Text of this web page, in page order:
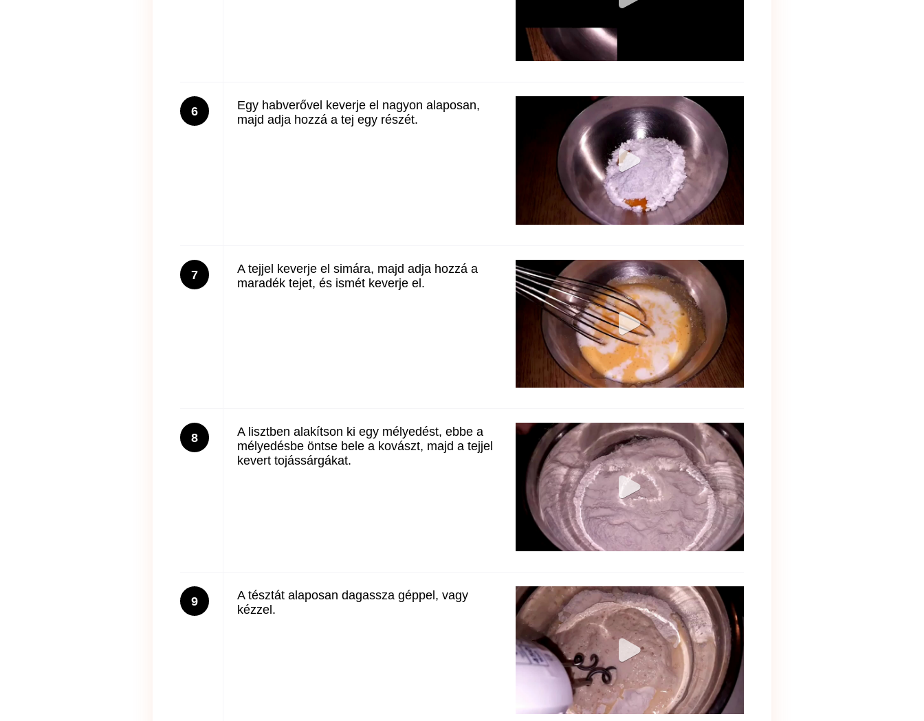
6
Egy habverővel keverje el nagyon alaposan,
majd adja hozzá a tej egy részét.
7
A tejjel keverje el simára, majd adja hozzá a
maradék tejet, és ismét keverje el.
8
A lisztben alakítson ki egy mélyedést, ebbe a
mélyedésbe öntse bele a kovászt, majd a tejjel
kevert tojássárgákat.
9
A tésztát alaposan dagassza géppel, vagy
kézzel.